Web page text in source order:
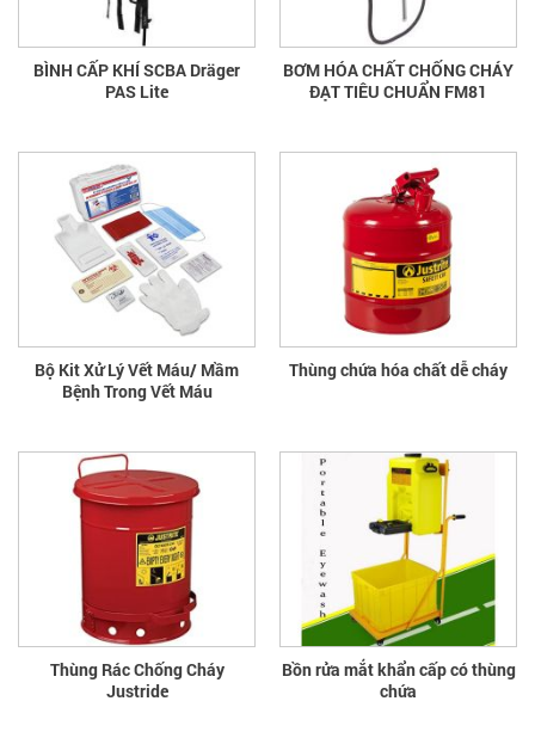
BÌNH CẤP KHÍ SCBA Dräger
PAS Lite
BƠM HÓA CHẤT CHỐNG CHÁY
ĐẠT TIÊU CHUẨN FM81
Bộ Kit Xử Lý Vết Máu/ Mầm
Bệnh Trong Vết Máu
Thùng chứa hóa chất dễ cháy
Thùng Rác Chống Cháy
Justride
Bồn rửa mắt khẩn cấp có thùng
chứa